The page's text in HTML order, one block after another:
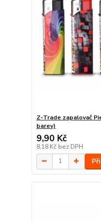
Z-Trade zapalovač
barev)
9,90 Kč
8,18 Kč bez DPH